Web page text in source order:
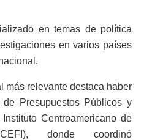
en temas de política
en varios países
más relevante destaca haber
Presupuestos Públicos y
Centroamericano de
donde coordinó